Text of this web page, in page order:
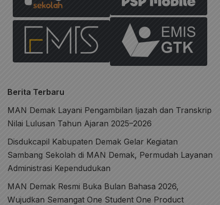
Berita Terbaru
MAN Demak Layani Pengambilan Ijazah dan Transkrip
Nilai Lulusan Tahun Ajaran 2025–2026
Disdukcapil Kabupaten Demak Gelar Kegiatan
Sambang Sekolah di MAN Demak, Permudah Layanan
Administrasi Kependudukan
MAN Demak Resmi Buka Bulan Bahasa 2026,
Wujudkan Semangat One Student One Product